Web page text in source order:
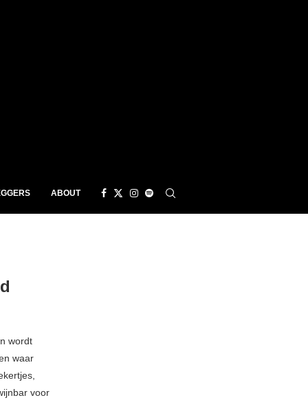
ABOUT
wordt
waar
voor